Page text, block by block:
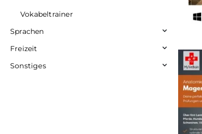
Vokabeltrainer
Sprachen
Freizeit
Sonstiges